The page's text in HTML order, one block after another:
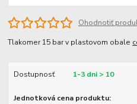
Ohodnotiť
Tlakomer 15 bar v plastovom obale
Dostupnosť 1-3 dni > 10
Jednotková cena produktu: